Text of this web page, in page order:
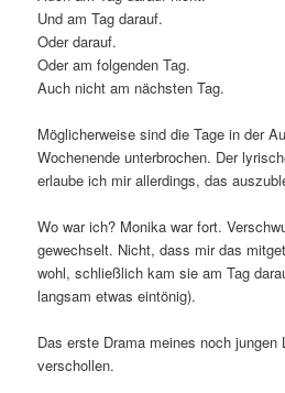
Und am Tag darauf.
Oder darauf.
Oder am folgenden Tag.
Auch nicht am nächsten Tag.
Möglicherweise sind die Tage in der
Wochenende unterbrochen. Der
erlaube ich mir allerdings, das
Wo war ich? Monika war fort.
gewechselt. Nicht, dass mir das
wohl, schließlich kam sie am Tag
langsam etwas eintönig).
Das erste Drama meines noch jungen
verschollen.